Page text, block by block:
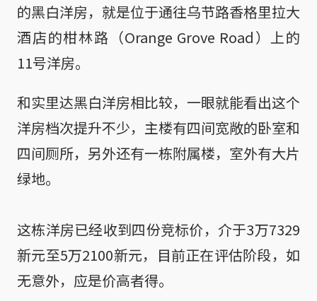
的黑白洋房，就是位于通往乌节路香格里拉大
酒店的柑林路（Orange Grove Road）上的
11号洋房。
和实里达黑白洋房相比较，一眼就能看出这个
洋房档次提升不少，主楼有四间宽敞的卧室和
四间厕所，另外还有一栋附属楼，室外有大片
绿地。
这栋洋房已经收到四份竞标价，介于3万7329
新元至5万2100新元，目前正在评估阶段，如
无意外，应是价高者得。